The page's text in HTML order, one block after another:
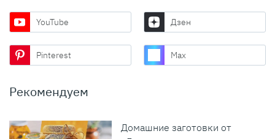
YouTube Дзен
Pinterest Max
Рекомендуем
Домашние заготовки от